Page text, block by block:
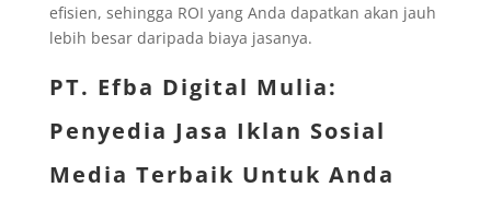
efisien, sehingga ROI yang Anda dapatkan akan jauh
lebih besar daripada biaya jasanya.
PT. Efba Digital Mulia:
Penyedia Jasa Iklan Sosial
Media Terbaik Untuk Anda